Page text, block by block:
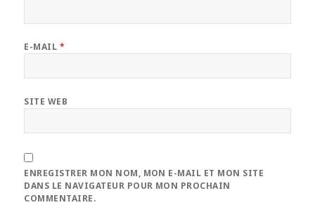
E-MAIL *
SITE WEB
ENREGISTRER MON NOM, MON E-MAIL ET MON SITE
DANS LE NAVIGATEUR POUR MON PROCHAIN
COMMENTAIRE.